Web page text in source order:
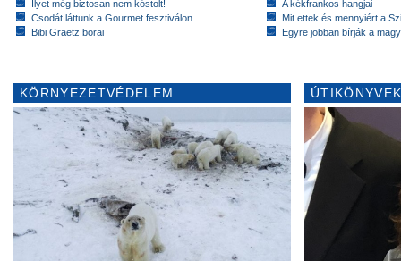
Ilyet még biztosan nem kóstolt!
Csodát láttunk a Gourmet fesztiválon
Bibi Graetz borai
A kékfrankos hangjai
Mit ettek és mennyiért a
Egyre jobban bírják a
KÖRNYEZETVÉDELEM